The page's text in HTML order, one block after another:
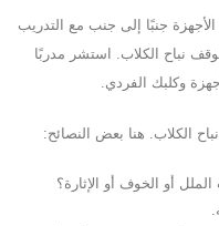
جنبًا إلى جنب مع التدريب
نباح الكلاب. استشر مدربًا
وكلبك الفردي.
الكلاب. هنا بعض النصائح:
أو الخوف أو الإثارة؟